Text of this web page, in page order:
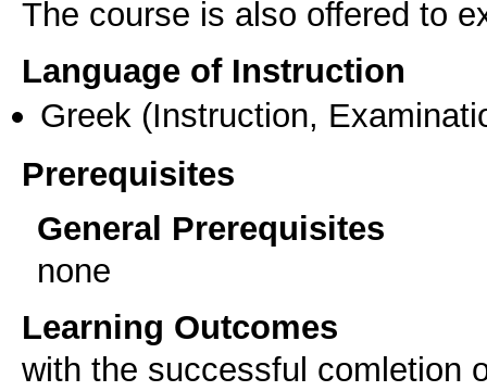
The course is also offered to
Language of Instruction
Greek (Instruction,
Prerequisites
General Prerequisites
none
Learning Outcomes
with the successful comletion